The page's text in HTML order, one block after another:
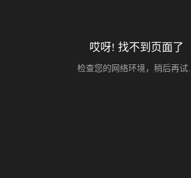
哎呀! 找不到页面了
检查您的网络环境，稍后再试...